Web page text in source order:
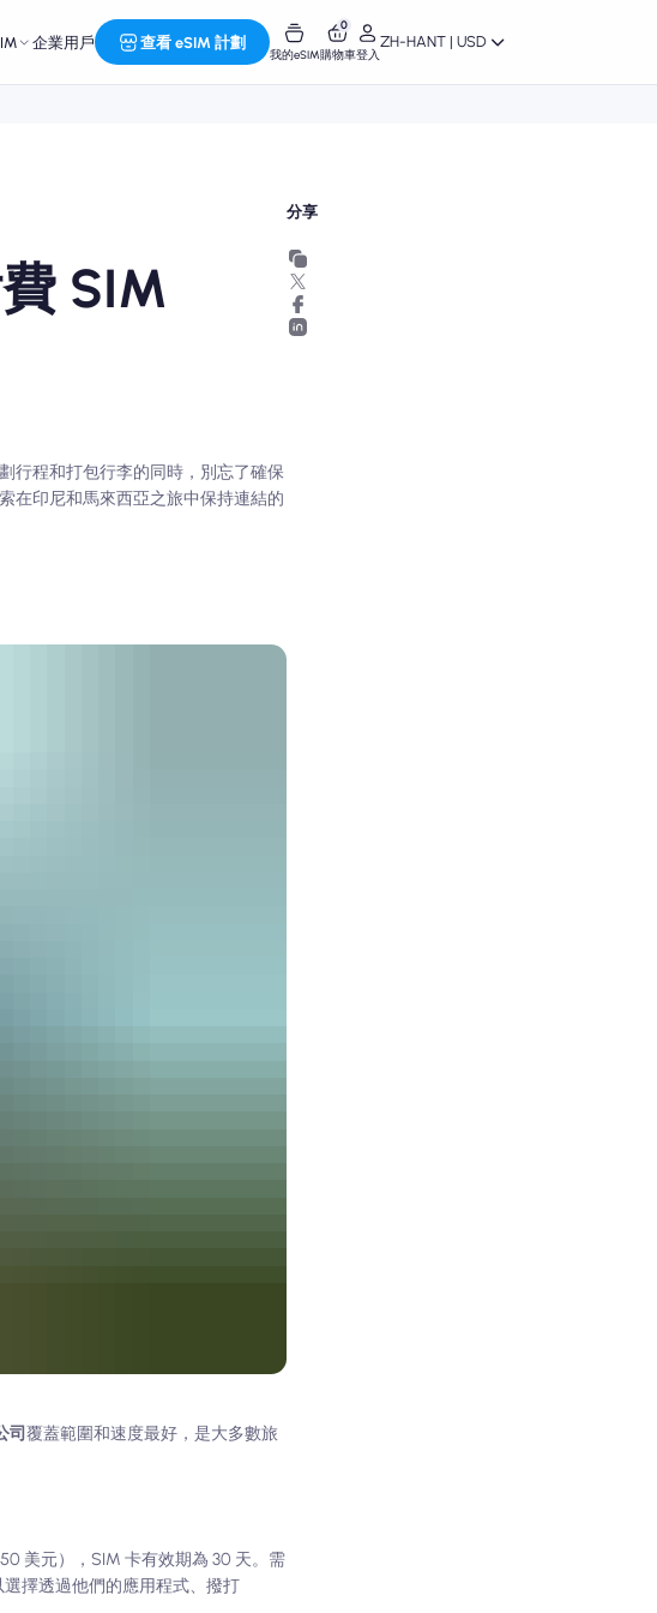
企業用戶 查看 eSIM 計劃
我的eSIM
0
購物車登入
ZH-HANT | USD
SIM
行程和打包行李的同時，別忘了確保
在印尼和馬來西亞之旅中保持連結的
司覆蓋範圍和速度最好，是大多數旅
美元），SIM 卡有效期為 30 天。需
擇透過他們的應用程式、撥打
分享